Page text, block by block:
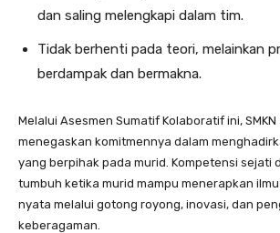
dan saling melengkapi dalam tim.
Tidak berhenti pada teori, melainkan
berdampak dan bermakna.
Melalui Asesmen Sumatif Kolaboratif ini,
menegaskan komitmennya dalam
yang berpihak pada murid. Kompetensi sejati
tumbuh ketika murid mampu menerapkan
nyata melalui gotong royong, inovasi, dan
keberagaman.